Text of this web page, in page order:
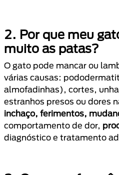
2. Por que meu
muito as patas?
O gato pode mancar ou
várias causas:
almofadinhas), cortes,
estranhos presos ou dores
inchaço, ferimentos,
comportamento de dor,
diagnóstico e tratamento